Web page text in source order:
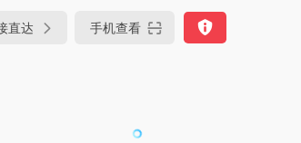
直达 手机查看